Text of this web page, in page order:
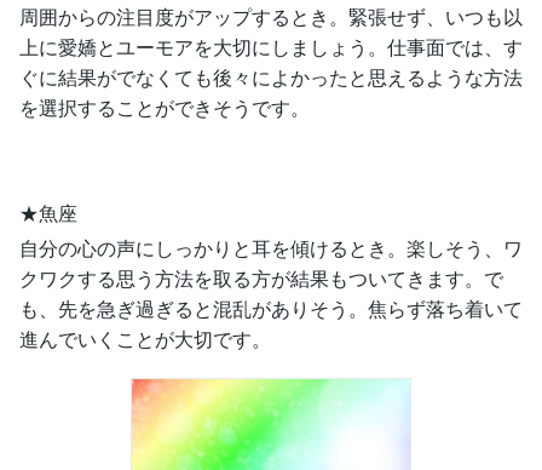
周囲からの注目度がアップするとき。緊張せず、いつも以
上に愛嬌とユーモアを大切にしましょう。仕事面では、す
ぐに結果がでなくても後々によかったと思えるような方法
を選択することができそうです。
★魚座
自分の心の声にしっかりと耳を傾けるとき。楽しそう、ワ
クワクする思う方法を取る方が結果もついてきます。で
も、先を急ぎ過ぎると混乱がありそう。焦らず落ち着いて
進んでいくことが大切です。